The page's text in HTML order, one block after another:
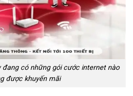
đang có những gói cước internet nào
được khuyến mãi